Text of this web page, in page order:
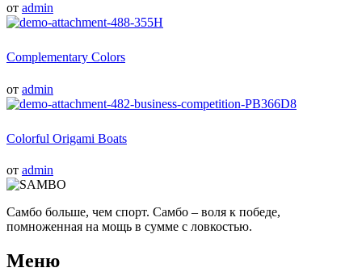
от admin
Complementary Colors
от admin
Colorful Origami Boats
от admin
Самбо больше, чем спорт. Самбо – воля к победе,
помноженная на мощь в сумме с ловкостью.
Меню